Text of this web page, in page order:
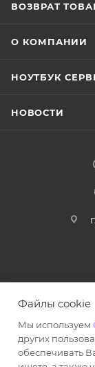
ВОЗВРАТ
О КОМПАНИИ
НОУТБУК
НОВОСТИ
Файлы cookie
Мы используем
других
обеспечивать